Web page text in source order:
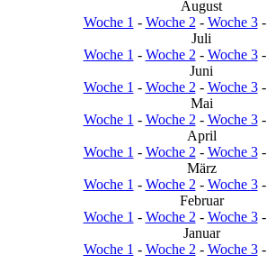
August
Woche 1 - Woche 2 - Woche 3-
Juli
Woche 1 - Woche 2 - Woche 3-
Juni
Woche 1 - Woche 2 - Woche 3-
Mai
Woche 1 - Woche 2 - Woche 3-
April
Woche 1 - Woche 2 - Woche 3-
März
Woche 1 - Woche 2 - Woche 3-
Februar
Woche 1 - Woche 2 - Woche 3-
Januar
Woche 1 - Woche 2 - Woche 3-